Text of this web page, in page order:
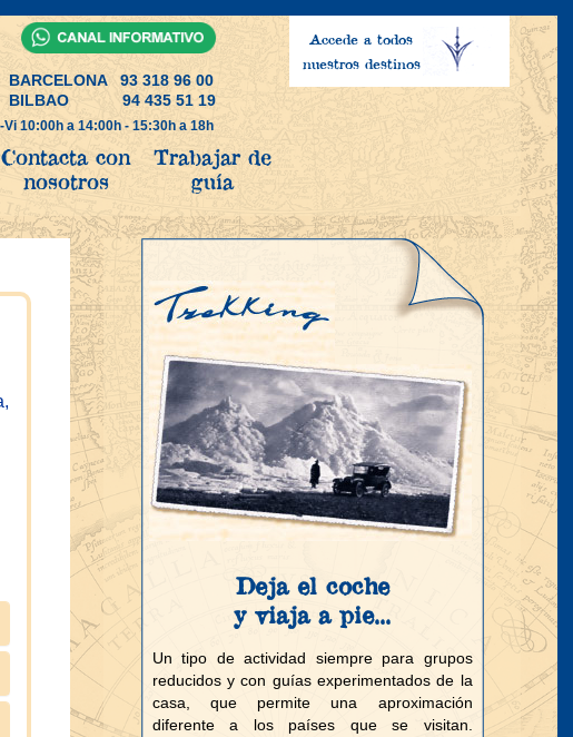
BARCELONA 93 318 96 00
BILBAO 94 435 51 19
Vi 10:00h a 14:00h - 15:30h a 18h
Accede a todos
nuestros destinos
Contacta con
nosotros
Trabajar de
guía
Deja el coche
y viaja a pie...
Un tipo de actividad siempre para grupos
reducidos y con guías experimentados de la
casa, que permite una aproximación
diferente a los países que se visitan.